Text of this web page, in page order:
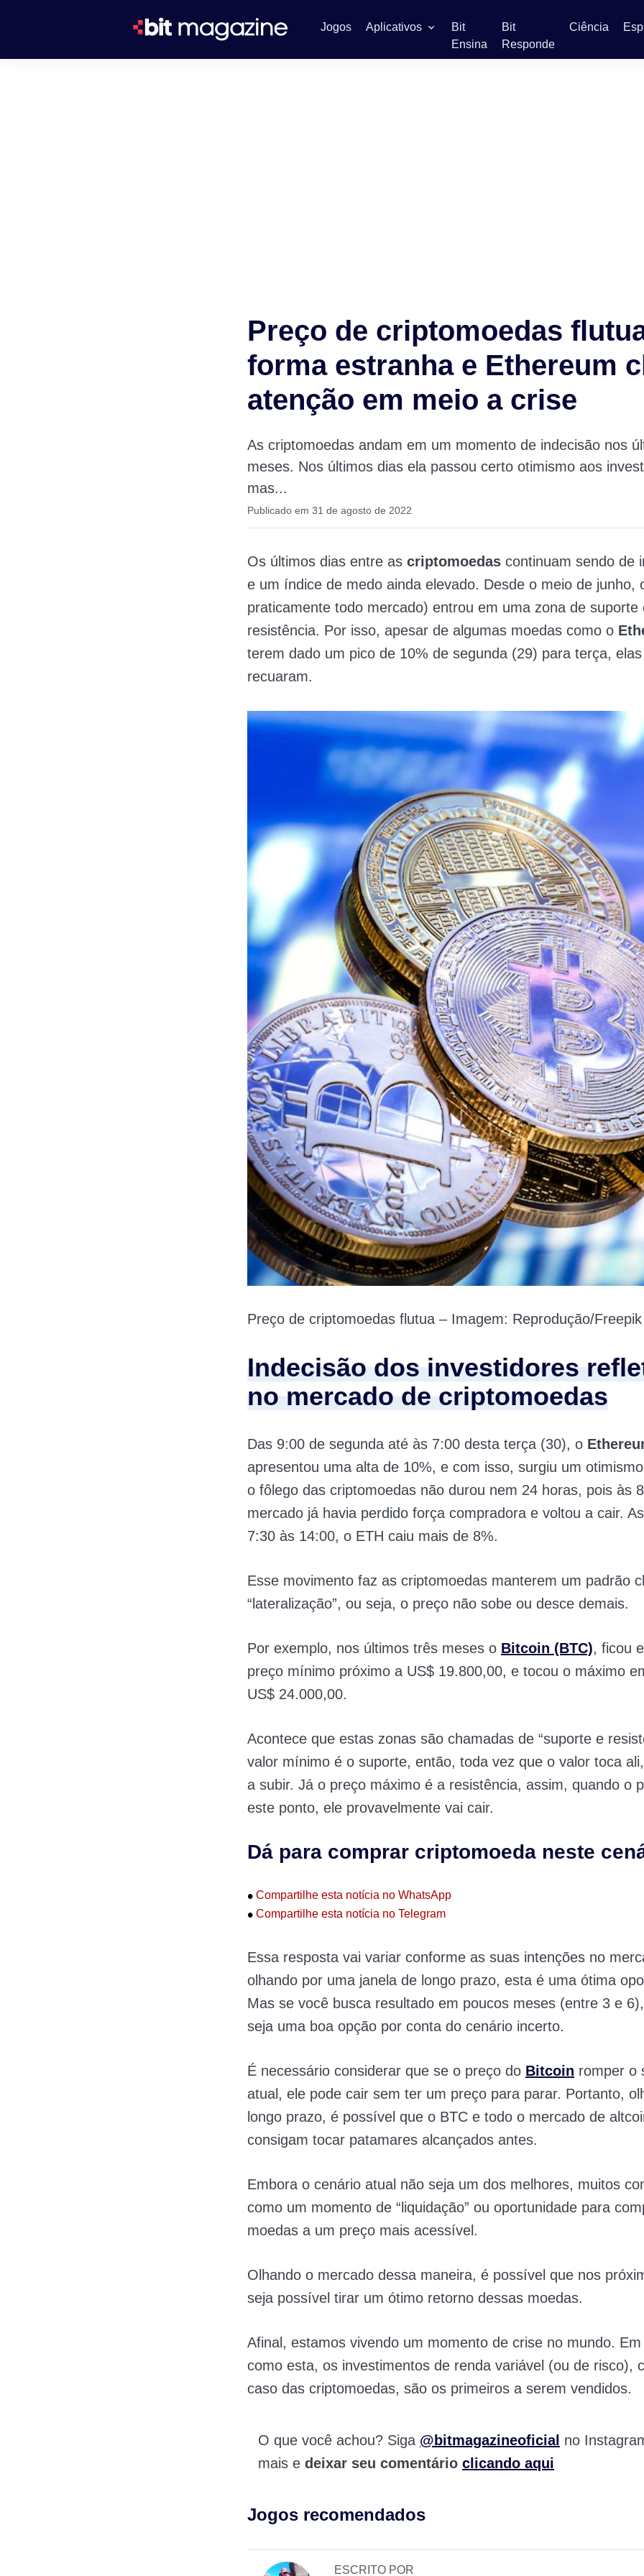
Jogos Aplicativos
Bit
Ensina
Bit
Responde
Ciência
Preço de criptomoedas
forma estranha e Ethereum
atenção em meio a crise
As criptomoedas andam em um momento de indecisão nos
meses. Nos últimos dias ela passou certo otimismo aos
mas...
Publicado em 31 de agosto de 2022
Os últimos dias entre as criptomoedas continuam sendo de
e um índice de medo ainda elevado. Desde o meio de junho,
praticamente todo mercado) entrou em uma zona de suporte
resistência. Por isso, apesar de algumas moedas como o
terem dado um pico de 10% de segunda (29) para terça,
recuaram.
Preço de criptomoedas flutua – Imagem: Reprodução/Freepik
Indecisão dos investidores
no mercado de criptomoedas
Das 9:00 de segunda até às 7:00 desta terça (30), o
apresentou uma alta de 10%, e com isso, surgiu um
o fôlego das criptomoedas não durou nem 24 horas, pois às
mercado já havia perdido força compradora e voltou a cair.
7:30 às 14:00, o ETH caiu mais de 8%.
Esse movimento faz as criptomoedas manterem um padrão
“lateralização”, ou seja, o preço não sobe ou desce demais.
Por exemplo, nos últimos três meses o Bitcoin (BTC), ficou
preço mínimo próximo a US$ 19.800,00, e tocou o máximo
US$ 24.000,00.
Acontece que estas zonas são chamadas de “suporte e
valor mínimo é o suporte, então, toda vez que o valor toca
a subir. Já o preço máximo é a resistência, assim, quando o
este ponto, ele provavelmente vai cair.
Dá para comprar criptomoeda neste
• Compartilhe esta notícia no WhatsApp
• Compartilhe esta notícia no Telegram
Essa resposta vai variar conforme as suas intenções no
olhando por uma janela de longo prazo, esta é uma ótima
Mas se você busca resultado em poucos meses (entre 3 e
seja uma boa opção por conta do cenário incerto.
É necessário considerar que se o preço do Bitcoin romper o
atual, ele pode cair sem ter um preço para parar. Portanto,
longo prazo, é possível que o BTC e todo o mercado de
consigam tocar patamares alcançados antes.
Embora o cenário atual não seja um dos melhores, muitos
como um momento de “liquidação” ou oportunidade para
moedas a um preço mais acessível.
Olhando o mercado dessa maneira, é possível que nos
seja possível tirar um ótimo retorno dessas moedas.
Afinal, estamos vivendo um momento de crise no mundo.
como esta, os investimentos de renda variável (ou de risco),
caso das criptomoedas, são os primeiros a serem vendidos.
O que você achou? Siga @bitmagazineoficial no
mais e deixar seu comentário clicando aqui
Jogos recomendados
ESCRITO POR